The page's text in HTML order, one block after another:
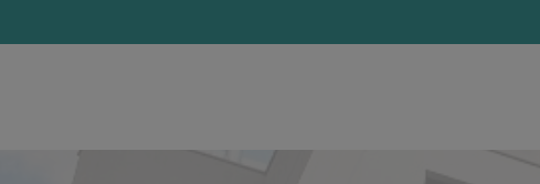
Défiscalisation